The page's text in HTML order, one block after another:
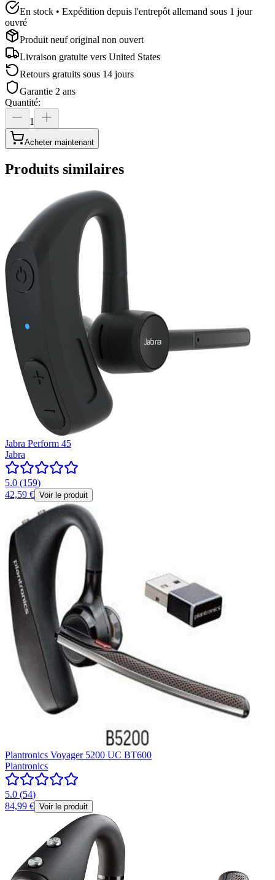
En stock • Expédition depuis l'entrepôt allemand sous 1 jour
ouvré
Produit neuf original non ouvert
Livraison gratuite vers United States
Retours gratuits sous 14 jours
Garantie 2 ans
Quantité:
1
Acheter maintenant
Produits similaires
Jabra Perform 45
Jabra
5.0 (159)
42,59 € Voir le produit
Plantronics Voyager 5200 UC BT600
Plantronics
5.0 (54)
84,99 € Voir le produit